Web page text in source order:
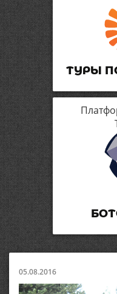
ТУРЫ
05.08.2016